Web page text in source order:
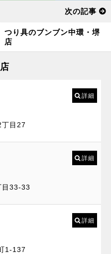
次の記事
つり具のブンブン中環・堺
店
目27
詳細
目33-33
詳細
1-137
詳細